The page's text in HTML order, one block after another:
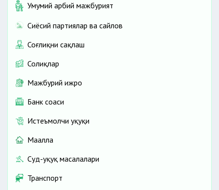
Умумий ҳарбий мажбурият
Сиёсий партиялар ва сайлов
Соғлиқни сақлаш
Солиқлар
Мажбурий ижро
Банк соҳаси
Истеъмолчи ҳуқуқи
Маҳалла
Суд-ҳуқуқ масалалари
Транспорт